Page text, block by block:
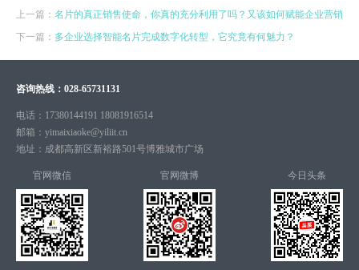
上一篇： 名片的真正销售使命，你真的充分利用了吗？又该如何赋能企业营销
下一篇： 多企业选择智能名片完成数字化转型，它究竟有何魅力？
咨询热线： 028-65731131
电话： 17380144191 18081916514
邮箱： yimaixiaoke@yiliit.cn
地址： 成都高新区新裕路501号博雅城市广场
官网微信 官网微博 今日头条